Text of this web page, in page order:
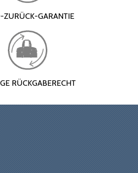
ZURÜCK-GARANTIE
RÜCKGABERECHT